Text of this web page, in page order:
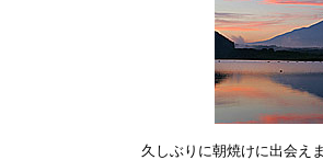
久しぶりに朝焼けに出会え